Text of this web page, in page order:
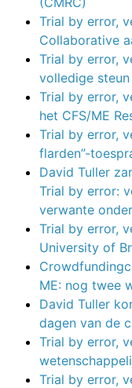
Trial by error,
Collaborative
Trial by error,
volledige
Trial by error,
het CFS/ME
Trial by error,
flarden”-
David Tuller
Trial by error:
verwante
Trial by error,
University of
ME: nog twee
David Tuller
dagen van de
Trial by error,
Trial by error,